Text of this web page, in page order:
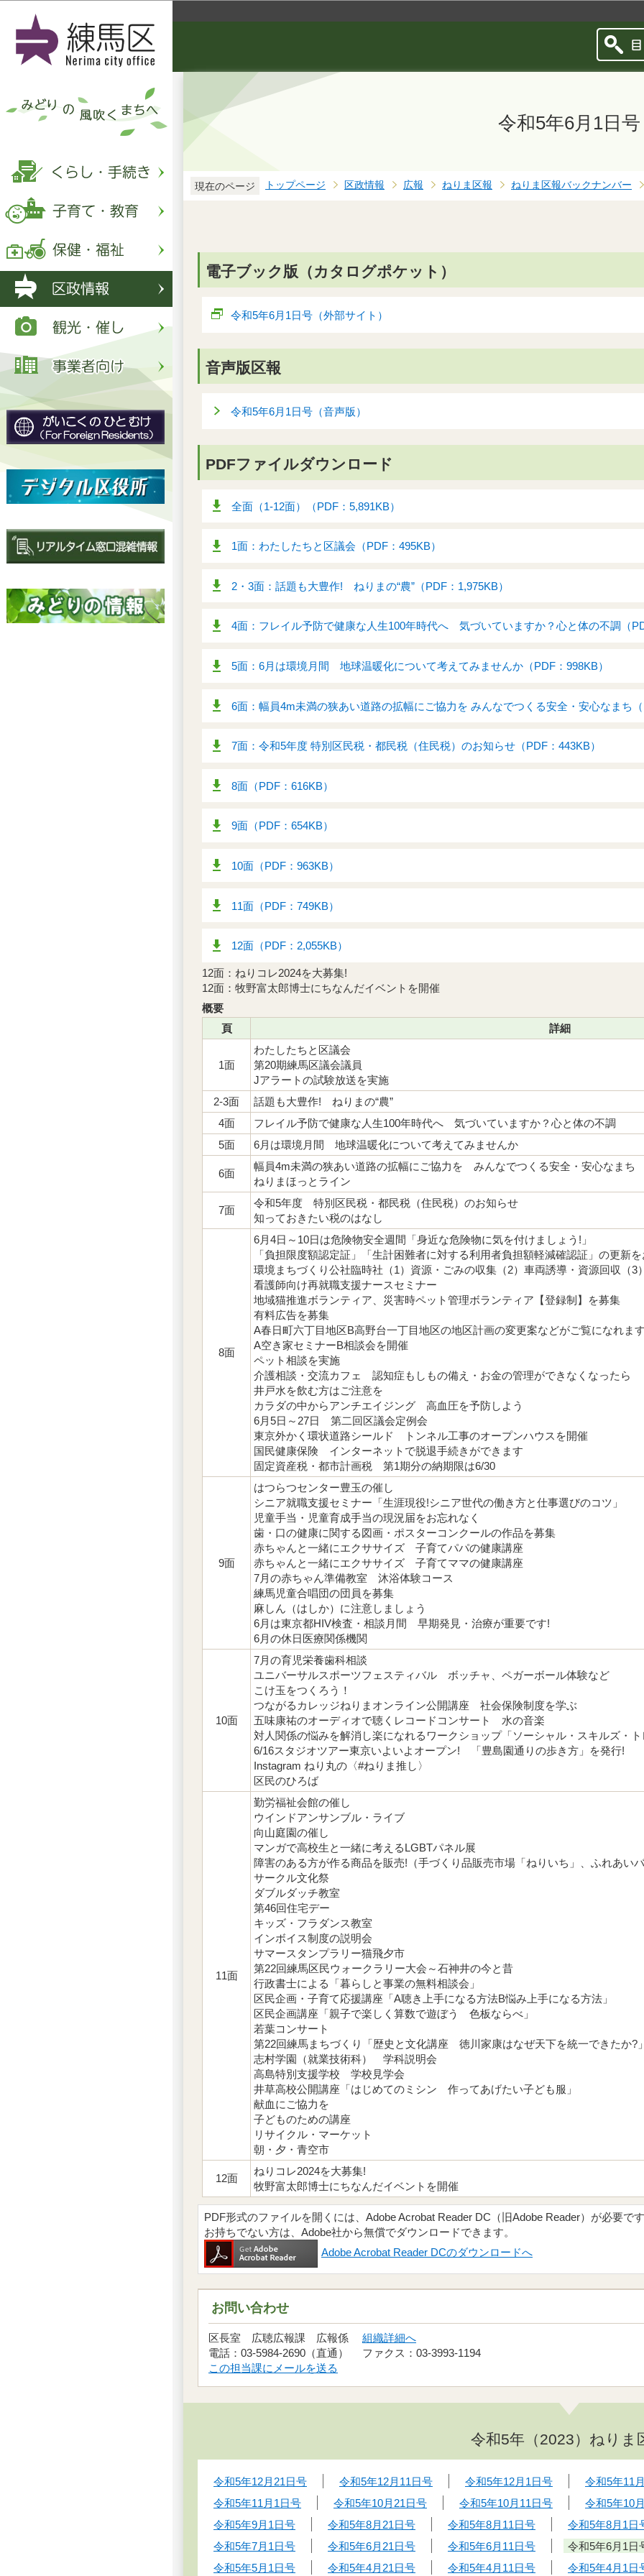
令和5年6月1日号
現在のページ トップページ 区政情報 広報 ねりま区報 ねりま区報バックナンバー
電子ブック版（カタログポケット）
令和5年6月1日号（外部サイト）
音声版区報
令和5年6月1日号（音声版）
PDFファイルダウンロード
全面（1-12面）（PDF：5,891KB）
1面：わたしたちと区議会（PDF：495KB）
2・3面：話題も大豊作! ねりまの“農”（PDF：1,975KB）
4面：フレイル予防で健康な人生100年時代へ 気づいていますか？心と体の不調（
5面：6月は環境月間 地球温暖化について考えてみませんか（PDF：998KB）
6面：幅員4m未満の狭あい道路の拡幅にご協力を みんなでつくる安全・安心なまち
7面：令和5年度 特別区民税・都民税（住民税）のお知らせ（PDF：443KB）
8面（PDF：616KB）
9面（PDF：654KB）
10面（PDF：963KB）
11面（PDF：749KB）
12面（PDF：2,055KB）
12面：ねりコレ2024を大募集!
12面：牧野富太郎博士にちなんだイベントを開催
概要
頁
詳細
1面
わたしたちと区議会
第20期練馬区議会議員
Jアラートの試験放送を実施
2-3面
話題も大豊作! ねりまの“農”
4面
フレイル予防で健康な人生100年時代へ 気づいていますか？心と体の不調
5面
6月は環境月間 地球温暖化について考えてみませんか
6面
幅員4m未満の狭あい道路の拡幅にご協力を みんなでつくる安全・安心なまち
ねりまほっとライン
7面
令和5年度 特別区民税・都民税（住民税）のお知らせ
知っておきたい税のはなし
8面
6月4日～10日は危険物安全週間「身近な危険物に気を付けましょう!」
「負担限度額認定証」「生計困難者に対する利用者負担額軽減確認証」の更新
環境まちづくり公社臨時社（1）資源・ごみの収集（2）車両誘導・資源回収（3
看護師向け再就職支援ナースセミナー
地域猫推進ボランティア、災害時ペット管理ボランティア【登録制】を募集
有料広告を募集
A春日町六丁目地区B高野台一丁目地区の地区計画の変更案などがご覧になれま
A空き家セミナーB相談会を開催
ペット相談を実施
介護相談・交流カフェ 認知症もしもの備え・お金の管理ができなくなったら
井戸水を飲む方はご注意を
カラダの中からアンチエイジング 高血圧を予防しよう
6月5日～27日 第二回区議会定例会
東京外かく環状道路シールド トンネル工事のオープンハウスを開催
国民健康保険 インターネットで脱退手続きができます
固定資産税・都市計画税 第1期分の納期限は6/30
9面
はつらつセンター豊玉の催し
シニア就職支援セミナー「生涯現役!シニア世代の働き方と仕事選びのコツ」
児童手当・児童育成手当の現況届をお忘れなく
歯・口の健康に関する図画・ポスターコンクールの作品を募集
赤ちゃんと一緒にエクササイズ 子育てパパの健康講座
赤ちゃんと一緒にエクササイズ 子育てママの健康講座
7月の赤ちゃん準備教室 沐浴体験コース
練馬児童合唱団の団員を募集
麻しん（はしか）に注意しましょう
6月は東京都HIV検査・相談月間 早期発見・治療が重要です!
6月の休日医療関係機関
10面
7月の育児栄養歯科相談
ユニバーサルスポーツフェスティバル ボッチャ、ペガーボール体験など
こけ玉をつくろう！
つながるカレッジねりまオンライン公開講座 社会保険制度を学ぶ
五味康祐のオーディオで聴くレコードコンサート 水の音楽
対人関係の悩みを解消し楽になれるワークショップ「ソーシャル・スキルズ・
6/16スタジオツアー東京いよいよオープン! 「豊島園通りの歩き方」を発行!
Instagram ねり丸の〈#ねりま推し〉
区民のひろば
11面
勤労福祉会館の催し
ウインドアンサンブル・ライブ
向山庭園の催し
マンガで高校生と一緒に考えるLGBTパネル展
障害のある方が作る商品を販売!（手づくり品販売市場「ねりいち」、ふれあい
サークル文化祭
ダブルダッチ教室
第46回住宅デー
キッズ・フラダンス教室
インボイス制度の説明会
サマースタンプラリー猫飛夕市
第22回練馬区民ウォークラリー大会～石神井の今と昔
行政書士による「暮らしと事業の無料相談会」
区民企画・子育て応援講座「A聴き上手になる方法B悩み上手になる方法」
区民企画講座「親子で楽しく算数で遊ぼう 色板ならべ」
若葉コンサート
第22回練馬まちづくり「歴史と文化講座 徳川家康はなぜ天下を統一できたか?
志村学園（就業技術科） 学科説明会
高島特別支援学校 学校見学会
井草高校公開講座「はじめてのミシン 作ってあげたい子ども服」
献血にご協力を
子どものための講座
リサイクル・マーケット
朝・夕・青空市
12面
ねりコレ2024を大募集!
牧野富太郎博士にちなんだイベントを開催
PDF形式のファイルを開くには、Adobe Acrobat Reader DC（旧Adobe Reader）が必要で
お持ちでない方は、Adobe社から無償でダウンロードできます。
Adobe Acrobat Reader DCのダウンロードへ
お問い合わせ
区長室 広聴広報課 広報係 組織詳細へ
電話：03-5984-2690（直通） ファクス：03-3993-1194
この担当課にメールを送る
令和5年（2023）ねりま
令和5年12月21日号 令和5年12月11日号 令和5年12月1日号
令和5年11
令和5年11月1日号
令和5年10月21日号 令和5年10月11日号
令和5年10
令和5年9月1日号
令和5年8月21日号 令和5年8月11日号
令和5年8月1日
令和5年7月1日号
令和5年6月21日号 令和5年6月11日号
令和5年6月1日
令和5年5月1日号
令和5年4月21日号 令和5年4月11日号 令和5年4月1日